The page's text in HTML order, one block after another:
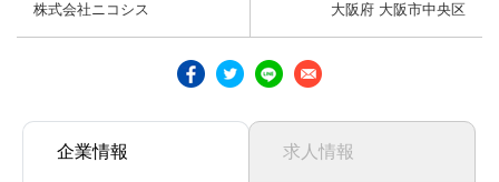
株式会社ニコシス 大阪府 大阪市中央区
企業情報 求人情報